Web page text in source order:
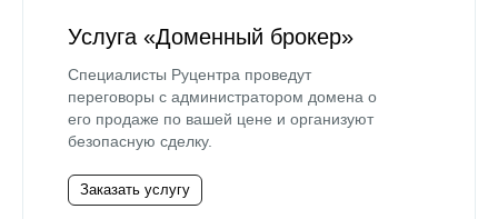
Услуга «Доменный брокер»
Специалисты Руцентра проведут
переговоры с администратором домена о
его продаже по вашей цене и организуют
безопасную сделку.
Заказать услугу